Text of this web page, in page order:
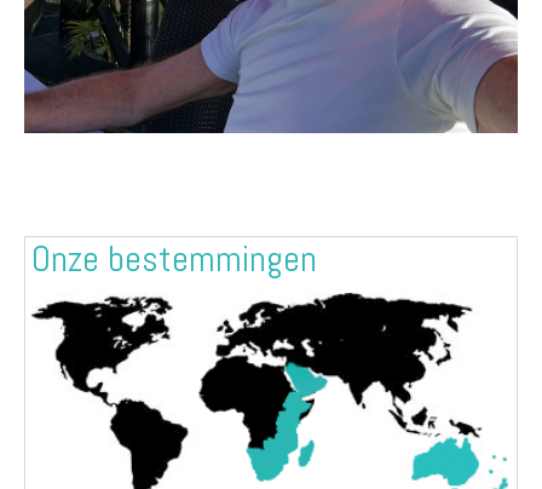
Onze bestemmingen